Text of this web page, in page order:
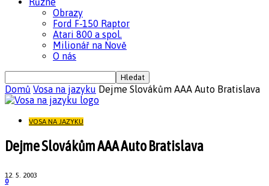
Obrazy
Ford F-150 Raptor
Atari 800 a spol.
Milionář na Nově
O nás
Domů Vosa na jazyku Dejme Slovákům AAA Auto Bratislava
VOSA NA JAZYKU
Dejme Slovákům AAA Auto Bratislava
12. 5. 2003
0